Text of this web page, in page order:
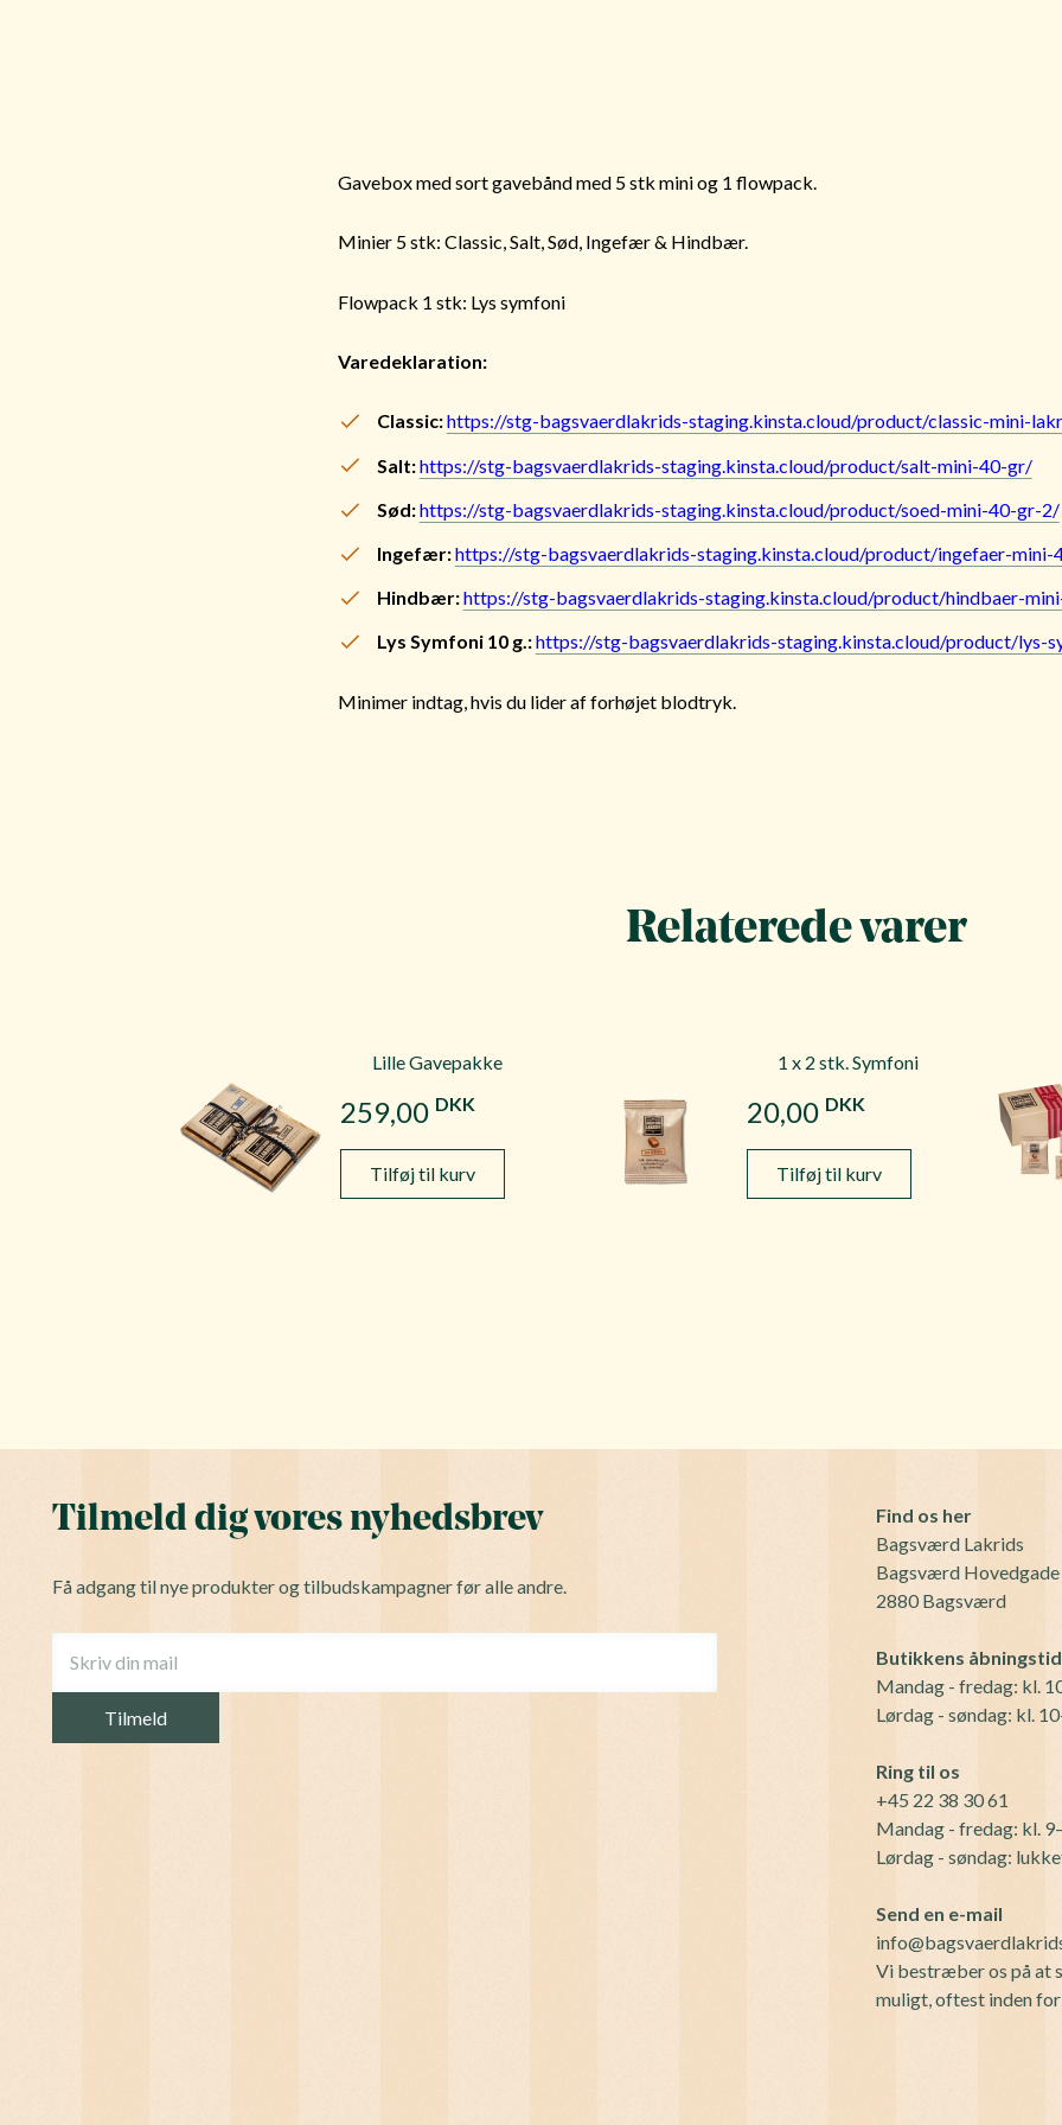
Gavebox med sort gavebånd med 5 stk mini og 1 flowpack.
Minier 5 stk: Classic, Salt, Sød, Ingefær & Hindbær.
Flowpack 1 stk: Lys symfoni
Varedeklaration:
Classic:https://stg-bagsvaerdlakrids-staging.kinsta.cloud/product/classic-mini-
Salt:https://stg-bagsvaerdlakrids-staging.kinsta.cloud/product/salt-mini-40-gr/
Sød:https://stg-bagsvaerdlakrids-staging.kinsta.cloud/product/soed-mini-40-gr-2/
Ingefær:https://stg-bagsvaerdlakrids-staging.kinsta.cloud/product/ingefaer-
Hindbær:https://stg-bagsvaerdlakrids-staging.kinsta.cloud/product/hindbaer-
Lys Symfoni 10 g.:https://stg-bagsvaerdlakrids-staging.kinsta.cloud/product/lys-
Minimer indtag, hvis du lider af forhøjet blodtryk.
Relaterede varer
Lille Gavepakke
259,00 DKK
Tilføj til kurv
1 x 2 stk. Symfoni
20,00 DKK
Tilføj til kurv
Tilmeld dig vores nyhedsbrev
Få adgang til nye produkter og tilbudskampagner før alle andre.
Find os her
Bagsværd Lakrids
Bagsværd
2880 Bagsværd
Butikkens
Mandag - fredag: kl.
Lørdag - søndag: kl.
Ring til os
+45 22 38 30 61
Mandag - fredag: kl.
Lørdag - søndag:
Send en e-mail
Vi bestræber os på at
muligt, oftest inden